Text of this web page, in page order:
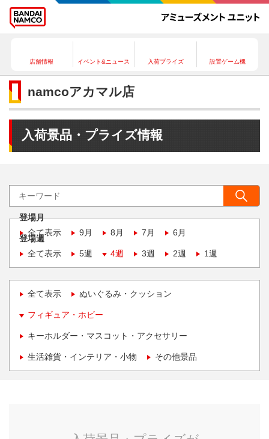
店舗情報 イベント&ニュース 入荷プライズ 設置ゲーム機
namcoアカマル店
入荷景品・プライズ情報
登場月
全て表示
9月 8月 7月 6月
登場週
全て表示
5週 4週 3週 2週 1週
全て表示 ぬいぐるみ・クッション
フィギュア・ホビー
キーホルダー・マスコット・アクセサリー
生活雑貨・インテリア・小物 その他景品